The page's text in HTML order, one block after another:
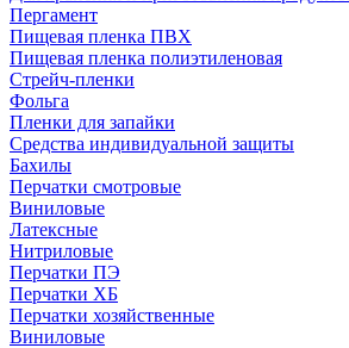
Пергамент
Пищевая пленка ПВХ
Пищевая пленка полиэтиленовая
Стрейч-пленки
Фольга
Пленки для запайки
Средства индивидуальной защиты
Бахилы
Перчатки смотровые
Виниловые
Латексные
Нитриловые
Перчатки ПЭ
Перчатки ХБ
Перчатки хозяйственные
Виниловые